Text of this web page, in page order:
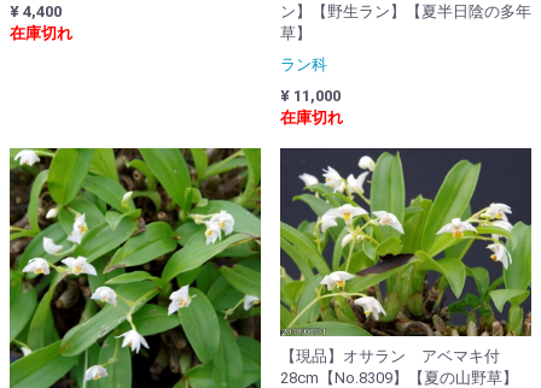
¥ 4,400
在庫切れ
ン】【野生ラン】【夏半日陰の多年
草】
ラン科
¥ 11,000
在庫切れ
【現品】オサラン アベマキ付
28cm【No.8309】【夏の山野草】